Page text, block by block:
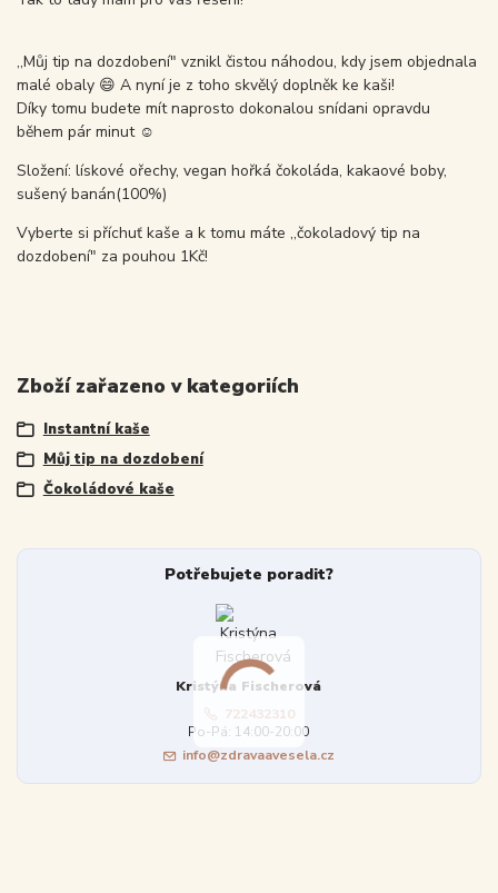
,,Můj tip na dozdobení" vznikl čistou náhodou, kdy jsem objednala
malé obaly 😄 A nyní je z toho skvělý doplněk ke kaši!
Díky tomu budete mít naprosto dokonalou snídani opravdu
během pár minut ☺️
Složení: lískové ořechy, vegan hořká čokoláda, kakaové boby,
sušený banán(100%)
Vyberte si příchuť kaše a k tomu máte ,,čokoladový tip na
dozdobení" za pouhou 1Kč!
Zboží zařazeno v kategoriích
Instantní kaše
Můj tip na dozdobení
Čokoládové kaše
Potřebujete poradit?
Kristýna Fischerová
722432310
Po-Pá: 14:00-20:00
info@zdravaavesela.cz